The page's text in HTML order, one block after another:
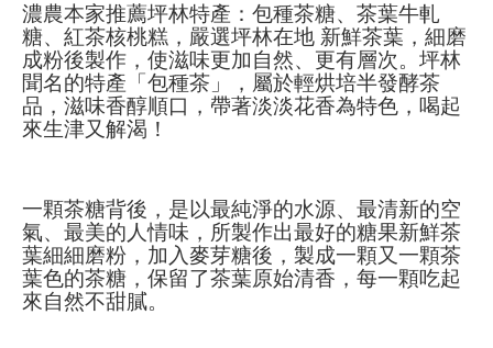
濃農本家推薦坪林特產：包種茶糖、茶葉牛軋
糖、紅茶核桃糕，嚴選坪林在地 新鮮茶葉，細磨
成粉後製作，使滋味更加自然、更有層次。 坪林
聞名的特產「包種茶」，屬於輕烘培半發酵茶
品，滋味香醇順口，帶著淡淡花香為特色，喝起
來生津又解渴！
一顆茶糖背後，是以最純淨的水源、最清新的空
氣、最美的人情味，所製作出最好的糖果新鮮茶
葉細細磨粉，加入麥芽糖後，製成一顆又一顆茶
葉色的茶糖，保留了茶葉原始清香，每一顆吃起
來自然不甜膩。